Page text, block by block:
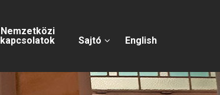
Nemzetközi
kapcsolatok
Sajtó English